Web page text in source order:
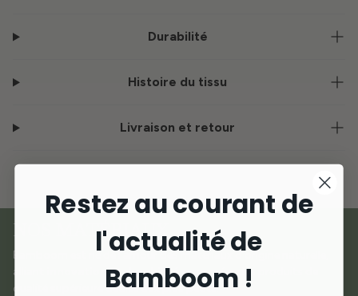
Durabilité
Histoire du tissu
Livraison et retour
NOS MATÉRIAUX
Bamboom est né de l'amour des matériaux d'origine naturelle,
alliant
innovation et durabilité pour créer des produits de
qualité supérieure dédiés aux plus petits.
Restez au courant de
l'actualité de
Bamboom !